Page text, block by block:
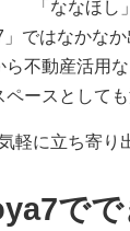
「ななほし
ではなかな
ら不動産活用
ペースとして
軽に立ち寄り
で